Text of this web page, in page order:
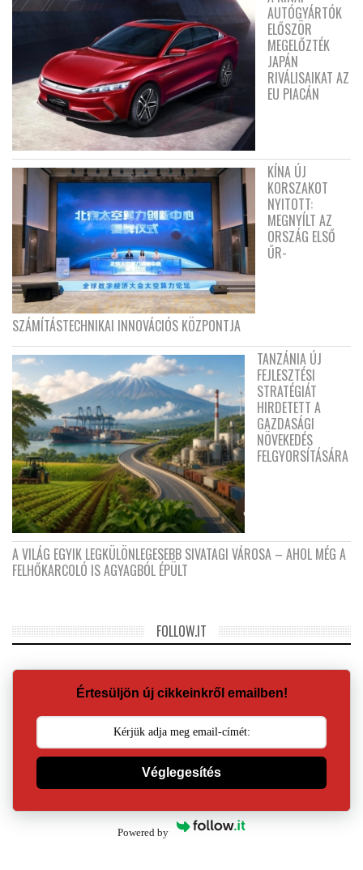
AUTÓGYÁRTÓK
ELŐSZÖR
MEGELŐZTÉK
JAPÁN
RIVÁLISAIKAT AZ
EU PIACÁN
KÍNA ÚJ
KORSZAKOT
NYITOTT:
MEGNYÍLT AZ
ORSZÁG ELSŐ
ŰR-
SZÁMÍTÁSTECHNIKAI INNOVÁCIÓS KÖZPONTJA
TANZÁNIA ÚJ
FEJLESZTÉSI
STRATÉGIÁT
HIRDETETT A
GAZDASÁGI
NÖVEKEDÉS
FELGYORSÍTÁSÁRA
A VILÁG EGYIK LEGKÜLÖNLEGESEBB SIVATAGI VÁROSA – AHOL MÉG A
FELHŐKARCOLÓ IS AGYAGBÓL ÉPÜLT
FOLLOW.IT
Értesüljön új cikkeinkről emailben!
Véglegesítés
Powered by